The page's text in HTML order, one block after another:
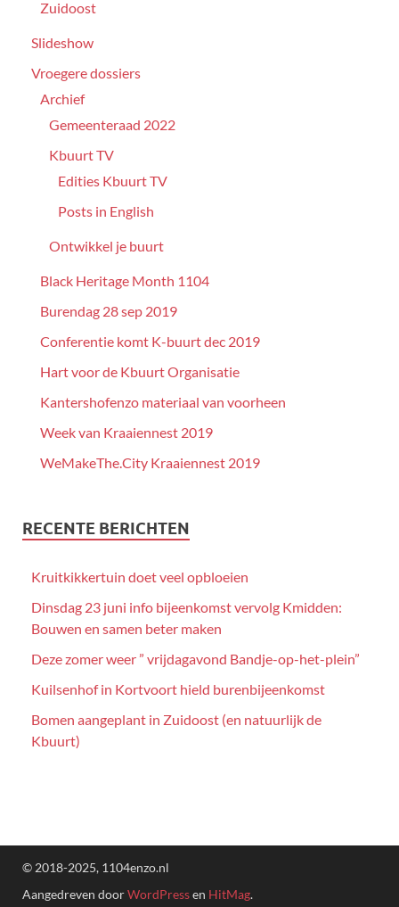
Zuidoost
Slideshow
Vroegere dossiers
Archief
Gemeenteraad 2022
Kbuurt TV
Edities Kbuurt TV
Posts in English
Ontwikkel je buurt
Black Heritage Month 1104
Burendag 28 sep 2019
Conferentie komt K-buurt dec 2019
Hart voor de Kbuurt Organisatie
Kantershofenzo materiaal van voorheen
Week van Kraaiennest 2019
WeMakeThe.City Kraaiennest 2019
RECENTE BERICHTEN
Kruitkikkertuin doet veel opbloeien
Dinsdag 23 juni info bijeenkomst vervolg Kmidden:
Bouwen en samen beter maken
Deze zomer weer ” vrijdagavond Bandje-op-het-plein”
Kuilsenhof in Kortvoort hield burenbijeenkomst
Bomen aangeplant in Zuidoost (en natuurlijk de
Kbuurt)
© 2018-2025, 1104enzo.nl
Aangedreven doorWordPressen HitMag.